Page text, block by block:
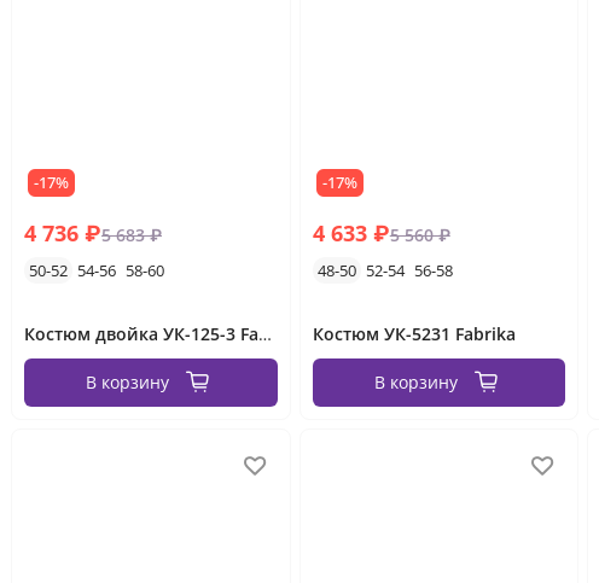
-17%
4 736 ₽5 683 ₽
50-52 54-56 58-60
Костюм двойка УК-125-3 Fabrika
В корзину
-17%
4 633 ₽5 560 ₽
48-50 52-54 56-58
Костюм УК-5231 Fabrika
В корзину